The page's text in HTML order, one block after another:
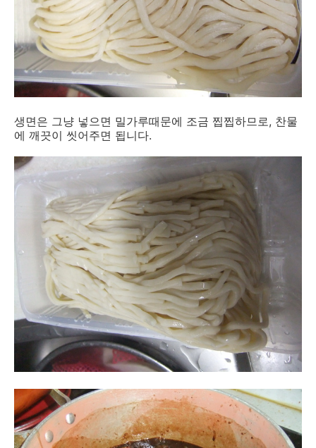
생면은 그냥 넣으면 밀가루때문에 조금 찝찝하므로, 찬물
에 깨끗이 씻어주면 됩니다.